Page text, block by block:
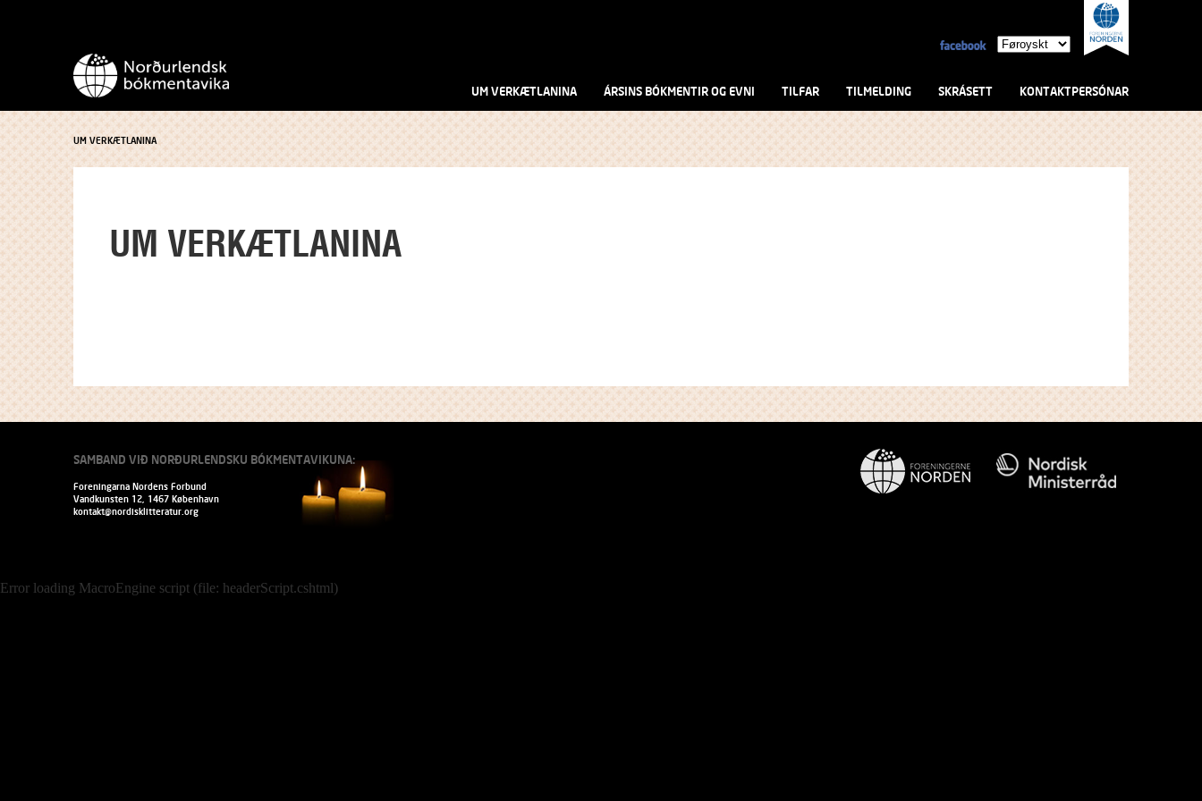
UM VERKÆTLANINA ÁRSINS BÓKMENTIR OG EVNI TILFAR TILMELDING SKRÁSETT KONTAKTPERSÓNAR
UM VERKÆTLANINA
UM VERKÆTLANINA
SAMBAND VIÐ NORÐURLENDSKU BÓKMENTAVIKUNA:
Foreningarna Nordens Forbund
Vandkunsten 12, 1467 København
kontakt@nordisklitteratur.org
Error loading MacroEngine script (file: headerScript.cshtml)